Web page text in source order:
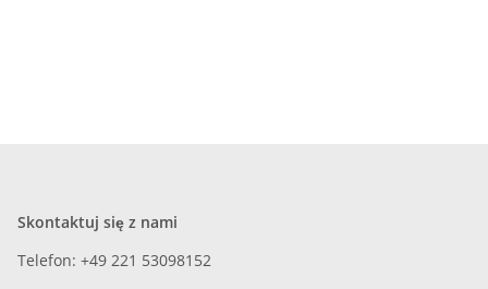
Skontaktuj się z nami
Telefon: +49 221 53098152